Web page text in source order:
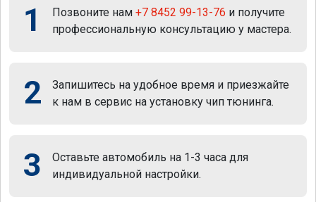
1 Позвоните нам +7 8452 99-13-76 и получите
профессиональную консультацию у мастера.
2
Запишитесь на удобное время и приезжайте
к нам в сервис на установку чип тюнинга.
3
Оставьте автомобиль на 1-3 часа для
индивидуальной настройки.